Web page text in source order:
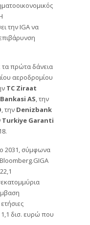
την IGA να
πρώτα δάνεια
αεροδρομίου
TC Ziraat
AS, την
, την Denizbank
Turkiye Garanti
2031, σύμφωνα
δισ. ευρώ που